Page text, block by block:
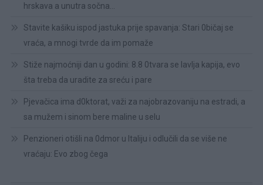
hrskava a unutra sočna…
Stavite kašiku ispod jastuka prije spavanja: Stari 0bičaj se
vraća, a mnogi tvrde da im pomaže
Stiže najmoćniji dan u godini: 8.8 0tvara se lavlja kapija, evo
šta treba da uradite za sreću i pare
Pjevačica ima d0ktorat, važi za najobrazovaniju na estradi, a
sa mužem i sinom bere maline u selu
Penzioneri otišli na 0dmor u Italiju i odlučili da se više ne
vraćaju: Evo zbog čega